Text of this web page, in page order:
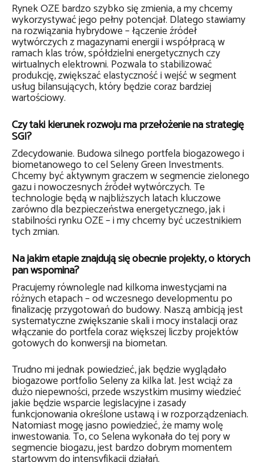
Rynek OZE bardzo szybko się zmienia, a my chcemy
wykorzystywać jego pełny potencjał. Dlatego stawiamy
na rozwiązania hybrydowe – łączenie źródeł
wytwórczych z magazynami energii i współpracą w
ramach klas trów, spółdzielni energetycznych czy
wirtualnych elektrowni. Pozwala to stabilizować
produkcję, zwiększać elastyczność i wejść w segment
usług bilansujących, który będzie coraz bardziej
wartościowy.
Czy taki kierunek rozwoju ma przełożenie na strategię
SGI?
Zdecydowanie. Budowa silnego portfela biogazowego i
biometanowego to cel Seleny Green Investments.
Chcemy być aktywnym graczem w segmencie zielonego
gazu i nowoczesnych źródeł wytwórczych. Te
technologie będą w najbliższych latach kluczowe
zarówno dla bezpieczeństwa energetycznego, jak i
stabilności rynku OZE – i my chcemy być uczestnikiem
tych zmian.
Na jakim etapie znajdują się obecnie projekty, o których
pan wspomina?
Pracujemy równolegle nad kilkoma inwestycjami na
różnych etapach – od wczesnego developmentu po
finalizację przygotowań do budowy. Naszą ambicją jest
systematyczne zwiększanie skali i mocy instalacji oraz
włączanie do portfela coraz większej liczby projektów
gotowych do konwersji na biometan.
Trudno mi jednak powiedzieć, jak będzie wyglądało
biogazowe portfolio Seleny za kilka lat. Jest wciąż za
dużo niepewności, przede wszystkim musimy wiedzieć
jakie będzie wsparcie legislacyjne i zasady
funkcjonowania określone ustawą i w rozporządzeniach.
Natomiast mogę jasno powiedzieć, że mamy wolę
inwestowania. To, co Selena wykonała do tej pory w
segmencie biogazu, jest bardzo dobrym momentem